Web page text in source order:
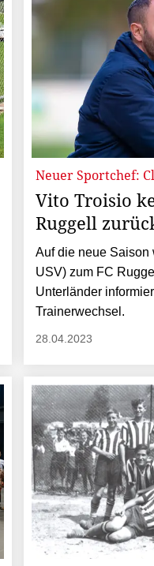
Neuer Sportchef:
Vito Troisio
Ruggell
Auf die neue Saison
USV) zum FC
Unterländer
Trainerwechsel.
28.04.2023